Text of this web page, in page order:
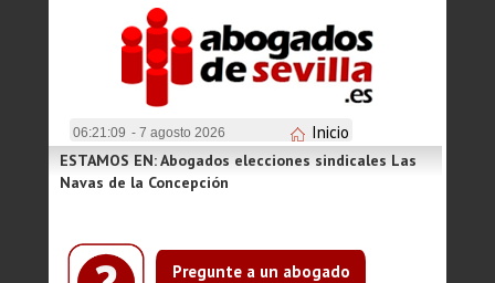
06:21:09 - 7 agosto 2026 Inicio
Pregunte a un abogado
ESTAMOS EN: Abogados elecciones sindicales Las
Navas de la Concepción